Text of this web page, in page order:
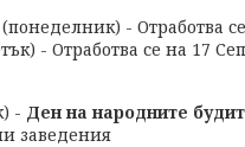
- Отработва
се на 17
- Ден на народните
заведения